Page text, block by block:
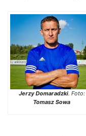
Jerzy Domaradzki. Foto:
Tomasz Sowa